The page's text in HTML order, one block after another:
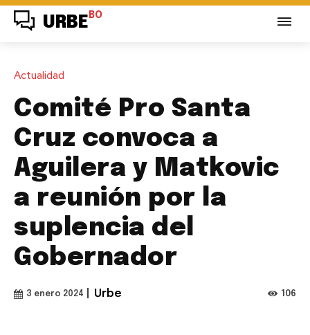
URBE BO
Actualidad
Comité Pro Santa
Cruz convoca a
Aguilera y Matkovic
a reunión por la
suplencia del
Gobernador
3 enero 2024 Urbe 106